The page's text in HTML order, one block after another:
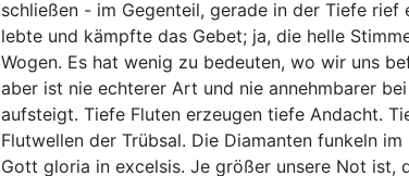
schließen - im Gegenteil, gerade in der Tiefe
lebte und kämpfte das Gebet; ja, die helle
Wogen. Es hat wenig zu bedeuten, wo wir uns
aber ist nie echterer Art und nie annehmbarer
aufsteigt. Tiefe Fluten erzeugen tiefe Andacht.
Flutwellen der Trübsal. Die Diamanten funkeln
Gott gloria in excelsis. Je größer unsere Not